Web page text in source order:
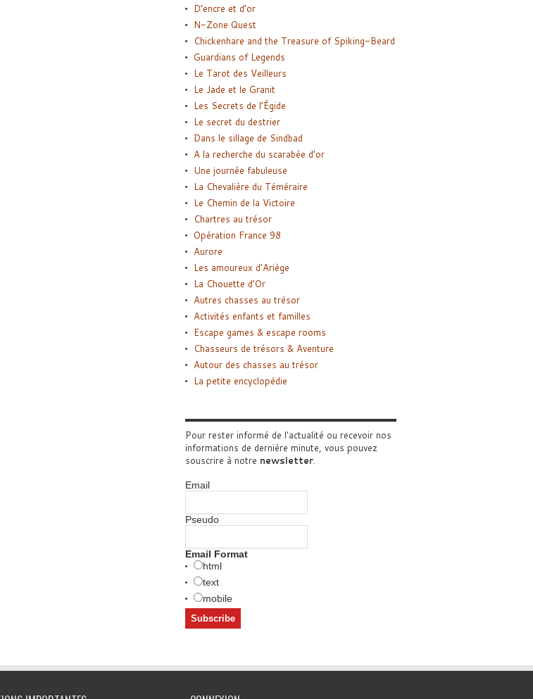
D’encre et d’or
N-Zone Quest
Chickenhare and the Treasure of Spiking-Beard
Guardians of Legends
Le Tarot des Veilleurs
Le Jade et le Granit
Les Secrets de l’Égide
Le secret du destrier
Dans le sillage de Sindbad
A la recherche du scarabée d’or
Une journée fabuleuse
La Chevalière du Téméraire
Le Chemin de la Victoire
Chartres au trésor
Opération France 98
Aurore
Les amoureux d’Ariège
La Chouette d’Or
Autres chasses au trésor
Activités enfants et familles
Escape games & escape rooms
Chasseurs de trésors & Aventure
Autour des chasses au trésor
La petite encyclopédie
Pour rester informé de l'actualité ou recevoir nos
informations de dernière minute, vous pouvez
souscrire à notre newsletter.
Email
Pseudo
Email Format
html
text
mobile